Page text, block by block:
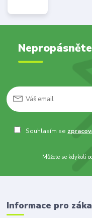
Souhlasím se
Můžete se kdykoli
Informace pro